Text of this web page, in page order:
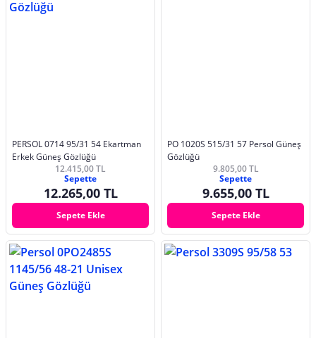
PERSOL 0714 95/31 54 Ekartman
Erkek Güneş Gözlüğü
12.415,00 TL
Sepette
12.265,00 TL
Sepete Ekle
PO 1020S 515/31 57 Persol Güneş
Gözlüğü
9.805,00 TL
Sepette
9.655,00 TL
Sepete Ekle